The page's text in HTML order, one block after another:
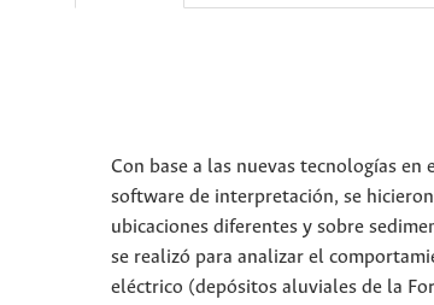
Con base a las nuevas tecnologías
software de interpretación, se
ubicaciones diferentes y sobre
se realizó para analizar el
eléctrico (depósitos aluviales de la